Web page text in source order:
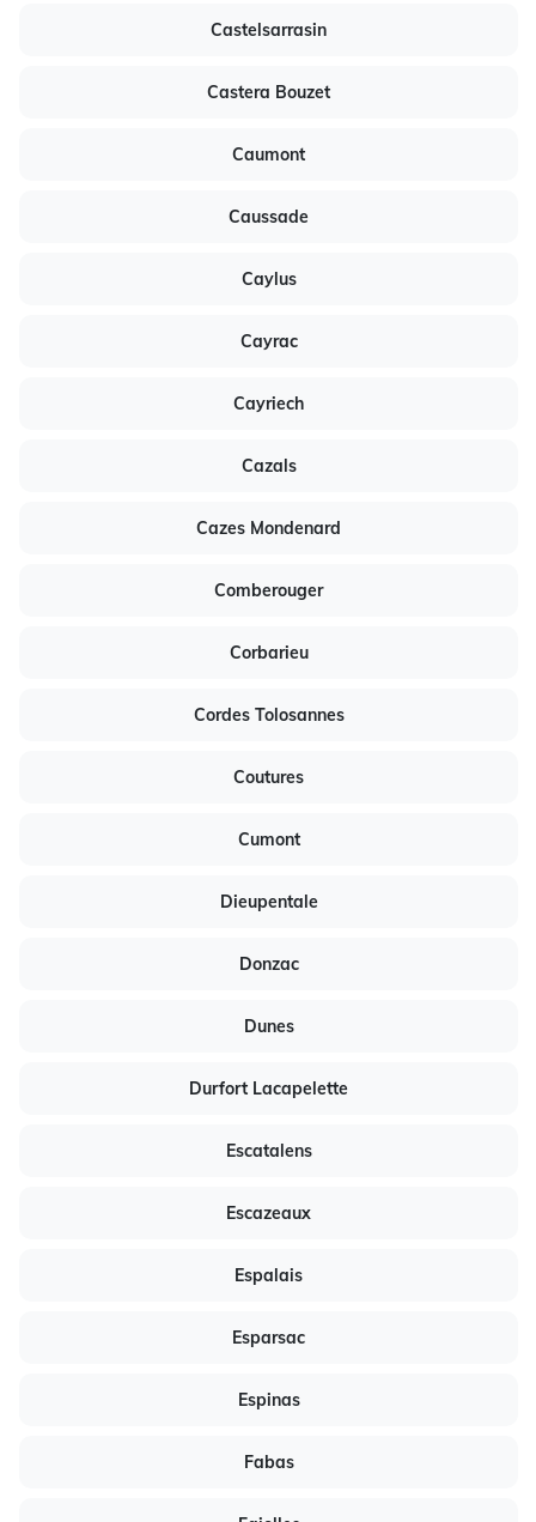
Castelsarrasin
Castera Bouzet
Caumont
Caussade
Caylus
Cayrac
Cayriech
Cazals
Cazes Mondenard
Comberouger
Corbarieu
Cordes Tolosannes
Coutures
Cumont
Dieupentale
Donzac
Dunes
Durfort Lacapelette
Escatalens
Escazeaux
Espalais
Esparsac
Espinas
Fabas